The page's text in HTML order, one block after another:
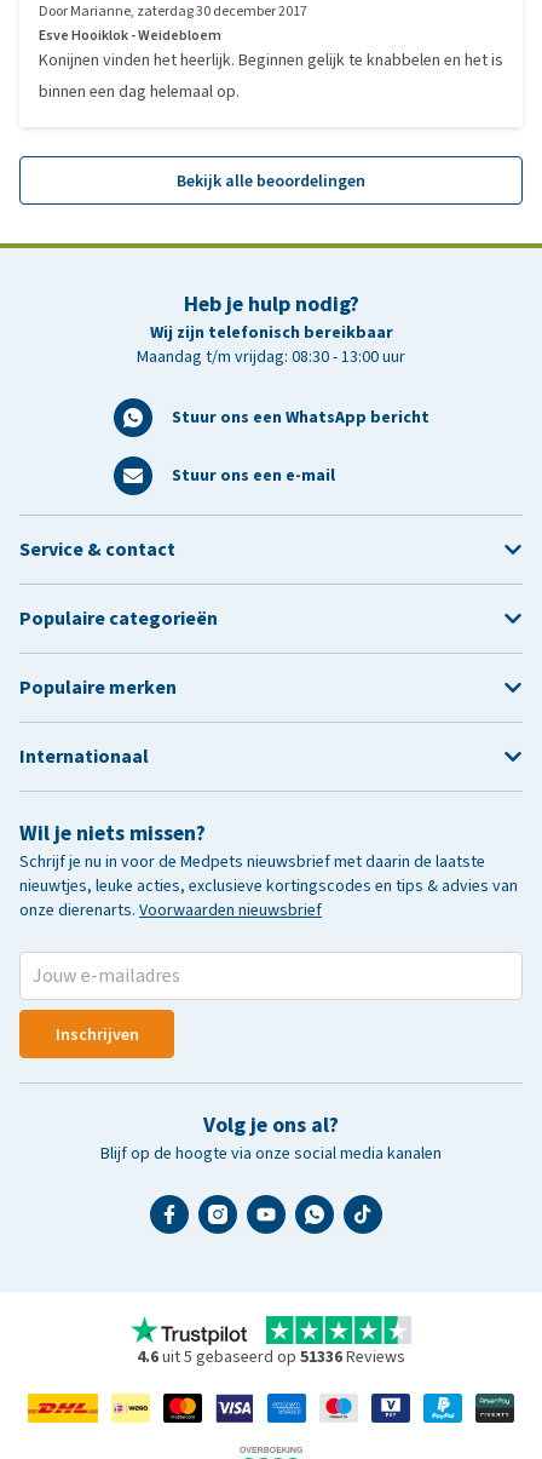
DoorMarianne, zaterdag 30 december 2017
Esve Hooiklok - Weidebloem
Konijnen vinden het heerlijk. Beginnen gelijk te knabbelen en het is
binnen een dag helemaal op.
Bekijk alle beoordelingen
Heb je hulp nodig?
Wij zijn telefonisch bereikbaar
Maandag t/m vrijdag: 08:30 - 13:00 uur
Stuur ons een WhatsApp bericht
Stuur ons een e-mail
Wil je niets missen?
Schrijf je nu in voor de Medpets nieuwsbrief met daarin de laatste
nieuwtjes, leuke acties, exclusieve kortingscodes en tips & advies van
onze dierenarts. Voorwaarden nieuwsbrief
Inschrijven
Volg je ons al?
Blijf op de hoogte via onze social media kanalen
Service & contact
Populaire categorieën
Populaire merken
Internationaal
4.6uit 5 gebaseerd op 51336Reviews